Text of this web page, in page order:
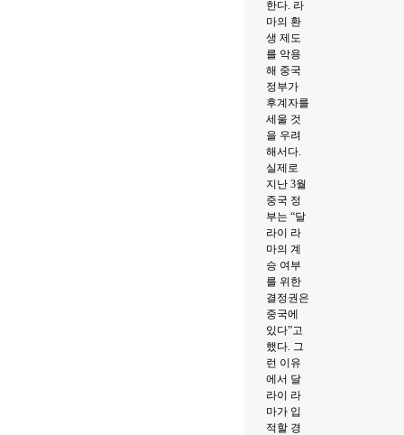
한다. 라
마의 환
생 제도
를 악용
해 중국
정부가
후계자를
세울 것
을 우려
해서다.
실제로
지난 3월
중국 정
부는 “달
라이 라
마의 계
승 여부
를 위한
결정권은
중국에
있다”고
했다. 그
런 이유
에서 달
라이 라
마가 입
적할 경